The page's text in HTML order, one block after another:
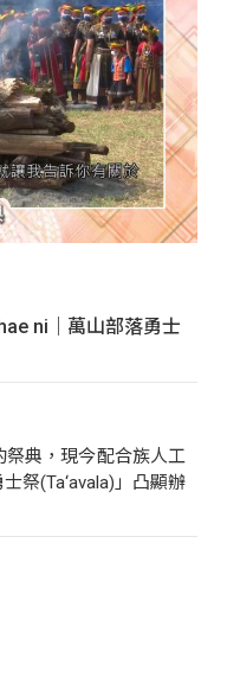
ni｜萬山部落勇士
典，現今配合族人工
祭(Ta‘avala)」凸顯辦